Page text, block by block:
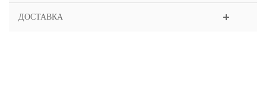
ДОСТАВКА